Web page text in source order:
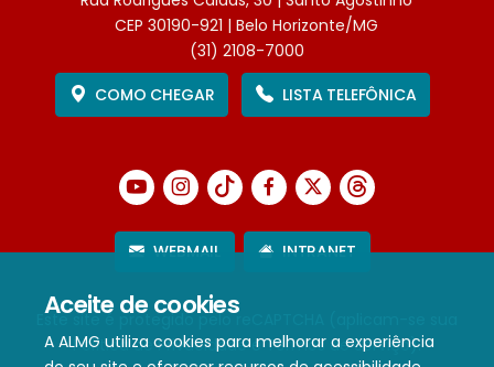
Aceite de cookies
A ALMG utiliza cookies para melhorar a experiência
CEP 30190-921 | Belo Horizonte/MG
(31) 2108-7000
COMO CHEGAR
LISTA TELEFÔNICA
WEBMAIL INTRANET
Este site é protegido pelo reCAPTCHA (aplicam-se sua
Política de PrivacidadeeTermos de Serviço).